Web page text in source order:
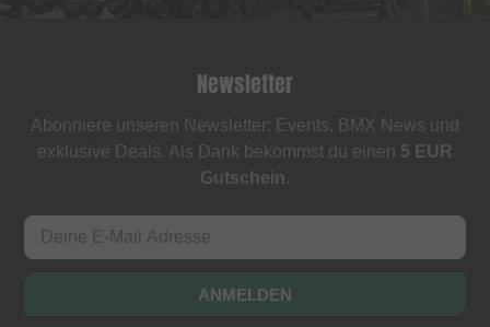
Newsletter
Abonniere unseren Newsletter: Events, BMX News und
exklusive Deals. Als Dank bekommst du einen 5 EUR
Gutschein.
ANMELDEN